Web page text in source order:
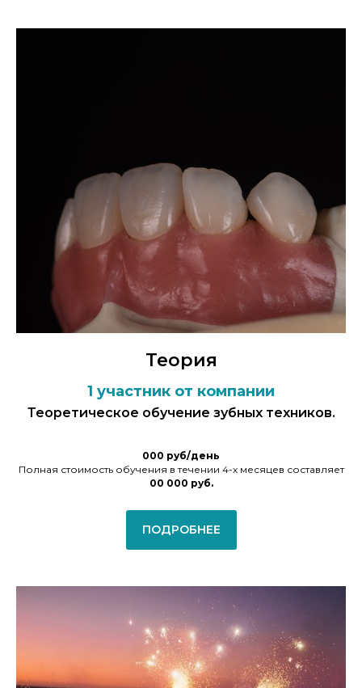
Теория
1 участник от компании
Теоретическое обучение зубных техников.
000 руб/день
Полная стоимость обучения в течении 4-х месяцев составляет
00 000 руб.
ПОДРОБНЕЕ